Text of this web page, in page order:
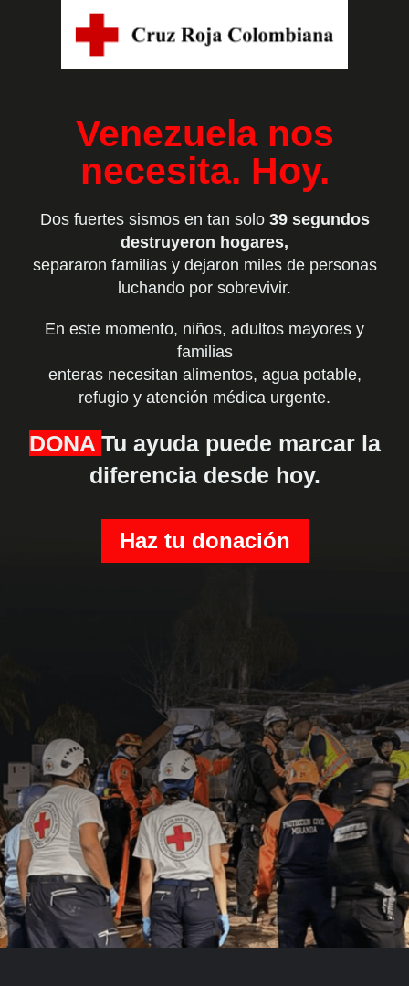
Venezuela nos
necesita. Hoy.
Dos fuertes sismos en tan solo 39 segundos
destruyeron hogares,
separaron familias y dejaron miles de personas
luchando por sobrevivir.
En este momento, niños, adultos mayores y
familias
enteras necesitan alimentos, agua potable,
refugio y atención médica urgente.
DONA Tu ayuda puede marcar la
diferencia desde hoy.
Haz tu donación